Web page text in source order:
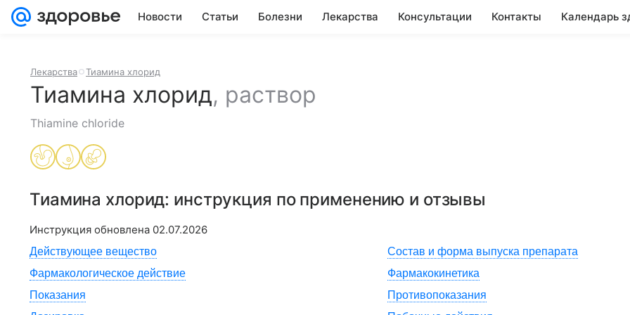
Новости Статьи Болезни Лекарства Консультации Контакты Календарь
Лекарства Тиамина хлорид
Тиамина хлорид, раствор
Thiamine chloride
Тиамина хлорид: инструкция по применению и отзывы
Инструкция обновлена 02.07.2026
Действующее вещество
Состав и форма выпуска препарата
Фармакологическое действие
Фармакокинетика
Показания
Противопоказания